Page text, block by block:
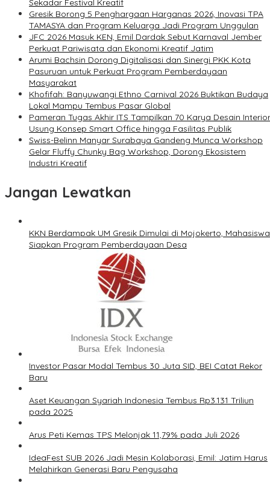
Sekadar Festival Kreatif
Gresik Borong 5 Penghargaan Harganas 2026, Inovasi TPA
TAMASYA dan Program Keluarga Jadi Program Unggulan
JFC 2026 Masuk KEN, Emil Dardak Sebut Karnaval Jember
Perkuat Pariwisata dan Ekonomi Kreatif Jatim
Arumi Bachsin Dorong Digitalisasi dan Sinergi PKK Kota
Pasuruan untuk Perkuat Program Pemberdayaan
Masyarakat
Khofifah: Banyuwangi Ethno Carnival 2026 Buktikan Budaya
Lokal Mampu Tembus Pasar Global
Pameran Tugas Akhir ITS Tampilkan 70 Karya Desain
Usung Konsep Smart Office hingga Fasilitas Publik
Swiss-Belinn Manyar Surabaya Gandeng Munca Workshop
Gelar Fluffy Chunky Bag Workshop, Dorong Ekosistem
Industri Kreatif
Jangan Lewatkan
KKN Berdampak UM Gresik Dimulai di Mojokerto, Mahasiswa
Siapkan Program Pemberdayaan Desa
Investor Pasar Modal Tembus 30 Juta SID, BEI Catat Rekor
Baru
Aset Keuangan Syariah Indonesia Tembus Rp3.131 Triliun
pada 2025
Arus Peti Kemas TPS Melonjak 11,79% pada Juli 2026
IdeaFest SUB 2026 Jadi Mesin Kolaborasi, Emil: Jatim Harus
Melahirkan Generasi Baru Pengusaha